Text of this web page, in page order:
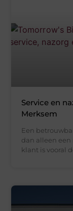
Service en
Merksem
Een
dan alleen een
klant is vooral